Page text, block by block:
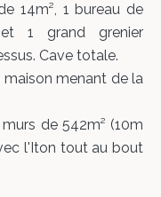
14m², 1 bureau de
1 grand grenier
Cave totale.
menant de la
de 542m² (10m
l'Iton tout au bout